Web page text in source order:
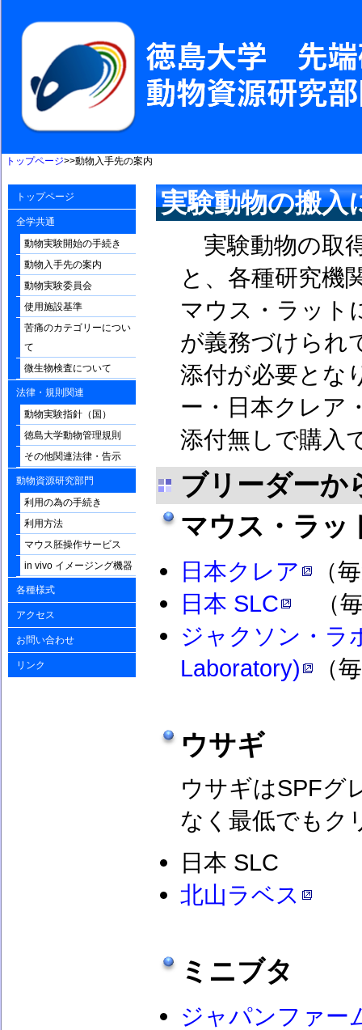
トップページ>>動物入手先の案内
実験動物の搬入
実験動物の取
と、各種研究機
マウス・ラット
が義務づけられ
添付が必要とな
ー・日本クレア
添付無しで購入
ブリーダーか
マウス・ラッ
日本クレア
（
日本 SLC
（
ジャクソン・ラ
Laboratory)
（
ウサギ
ウサギはSPFグ
なく最低でもク
日本 SLC
北山ラベス
ミニブタ
ジャパンファー
トップページ
全学共通
動物実験開始の手続き
動物入手先の案内
動物実験委員会
使用施設基準
苦痛のカテゴリーについ
て
微生物検査について
法律・規則関連
動物実験指針（国）
徳島大学動物管理規則
その他関連法律・告示
動物資源研究部門
利用の為の手続き
利用方法
マウス胚操作サービス
in vivo イメージング機器
各種様式
アクセス
お問い合わせ
リンク